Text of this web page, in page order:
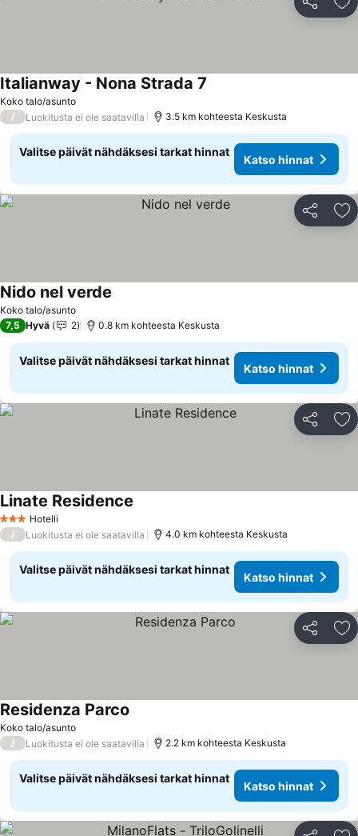
Jaa
Koko talo/asunto
Italianway - Nona Strada 7
/ Luokitusta ei ole saatavilla 3.5 km kohteesta Keskusta
Valitse päivät nähdäksesi tarkat hinnat
Katso hinnat
Jaa
Koko talo/asunto
Nido nel verde
7,5 Hyvä 2 0.8 km kohteesta Keskusta
Valitse päivät nähdäksesi tarkat hinnat
Katso hinnat
Jaa
3 Tähtiluokitus
Hotelli
Linate Residence
/ Luokitusta ei ole saatavilla 4.0 km kohteesta Keskusta
Valitse päivät nähdäksesi tarkat hinnat
Katso hinnat
Jaa
Koko talo/asunto
Residenza Parco
/ Luokitusta ei ole saatavilla 2.2 km kohteesta Keskusta
Valitse päivät nähdäksesi tarkat hinnat
Katso hinnat